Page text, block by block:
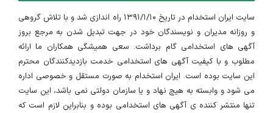
سایت ایران استخدام در تاریخ ۱۳۹۱/۱/۱۰ راه اندازی شد و با تلاش گروهی
و روزانه مدیران و نویسندگان خود در جهت تبدیل شدن به مرجع بروز
آگهی های استخدامی گام برداشت. سعی همیشگی همکاران ما ارائه
مطلوب و با کیفیت آگهی های استخدامی خدمت بازدیدکنندگان محترم
این سایت بوده است. ایران استخدام به صورت مستقل و خصوصی اداره
می شود و وابسته به هیچ نهاد و یا سازمان دولتی نمی باشد، این سایت
تنها منتشر کننده ی آگهی های استخدامی بوده و بنابراین لازم است که